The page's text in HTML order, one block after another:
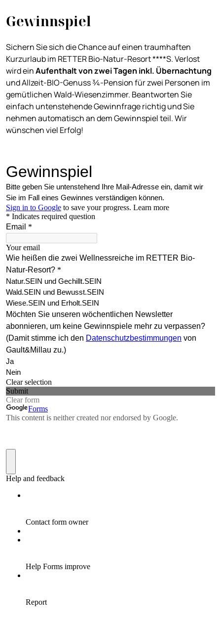
Gewinnspiel
Sichern Sie sich die Chance auf einen traumhaften
Kurzurlaub im RETTER Bio-Natur-Resort ****S. Verlost
wird einAufenthalt von zwei Tagen inkl. Übernachtung
und Allzeit-BIO-Genuss ¾-Pension für zwei Personen im
gemütlichen Wald-Wiesenzimmer. Beantworten Sie
einfach untenstehende Gewinnfrage richtig und Sie
nehmen automatisch an dem Gewinnspiel teil. Wir
wünschen viel Erfolg!